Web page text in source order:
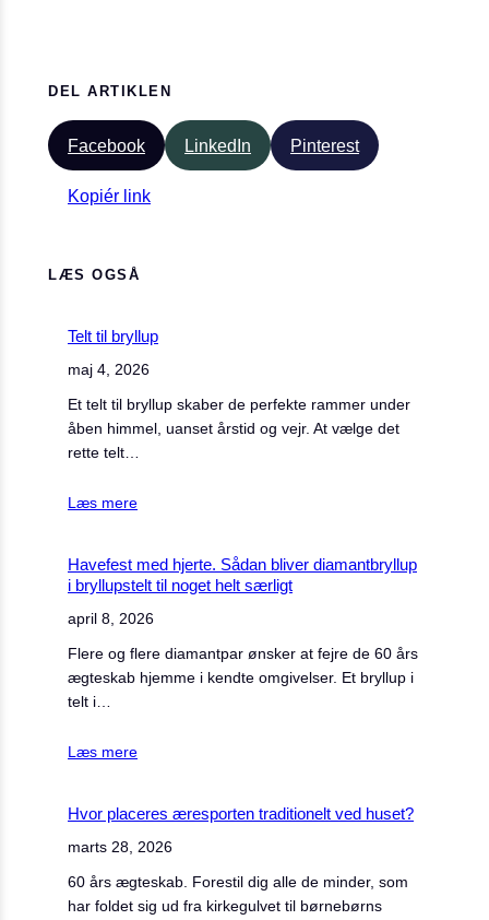
DEL ARTIKLEN
Facebook LinkedIn Pinterest
Kopiér link
LÆS OGSÅ
Telt til bryllup
maj 4, 2026
Et telt til bryllup skaber de perfekte rammer under
åben himmel, uanset årstid og vejr. At vælge det
rette telt…
Læs mere
Havefest med hjerte. Sådan bliver diamantbryllup
i bryllupstelt til noget helt særligt
april 8, 2026
Flere og flere diamantpar ønsker at fejre de 60 års
ægteskab hjemme i kendte omgivelser. Et bryllup i
telt i…
Læs mere
Hvor placeres æresporten traditionelt ved huset?
marts 28, 2026
60 års ægteskab. Forestil dig alle de minder, som
har foldet sig ud fra kirkegulvet til børnebørns